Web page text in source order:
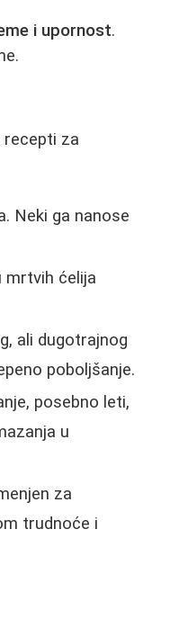
i upornost.
recepti za
Neki ga nanose
mrtvih ćelija
ali dugotrajnog
poboljšanje.
posebno leti,
u
za
trudnoće i